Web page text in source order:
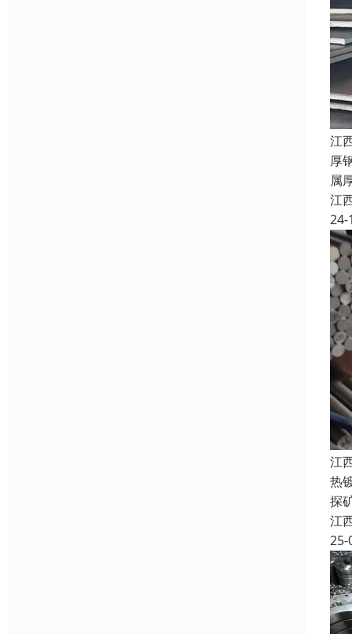
江
厚
属
江
24-
江
热
探
江
25-